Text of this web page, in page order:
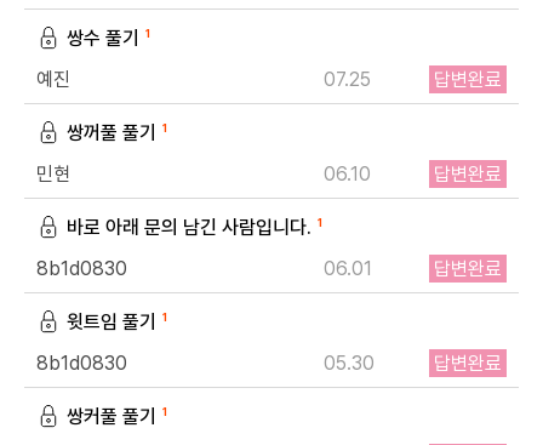
쌍수 풀기 1
예진 07.25 답변완료
쌍꺼풀 풀기 1
민현 06.10 답변완료
바로 아래 문의 남긴 사람입니다. 1
8b1d0830 06.01 답변완료
윗트임 풀기 1
8b1d0830 05.30 답변완료
쌍커풀 풀기 1